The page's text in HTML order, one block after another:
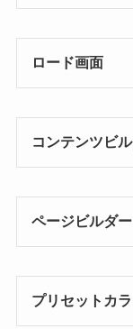
ロード画面
コンテンツビ
ページビルダー
プリセットカ